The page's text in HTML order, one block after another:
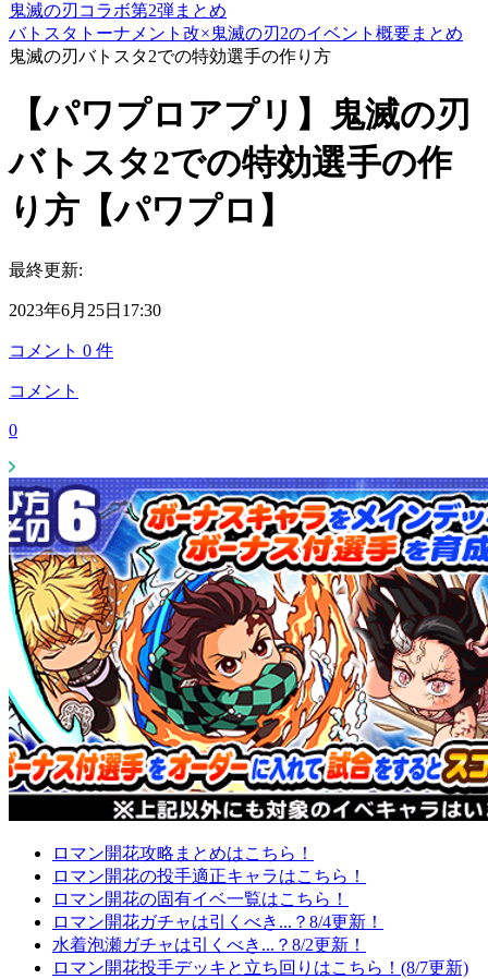
鬼滅の刃コラボ第2弾まとめ
バトスタトーナメント改×鬼滅の刃2のイベント概要まとめ
鬼滅の刃バトスタ2での特効選手の作り方
【パワプロアプリ】鬼滅の刃
バトスタ2での特効選手の作
り方【パワプロ】
最終更新:
2023年6月25日17:30
コメント 0 件
コメント
0
ロマン開花攻略まとめはこちら！
ロマン開花の投手適正キャラはこちら！
ロマン開花の固有イベ一覧はこちら！
ロマン開花ガチャは引くべき...？8/4更新！
水着泡瀬ガチャは引くべき...？8/2更新！
ロマン開花投手デッキと立ち回りはこちら！(8/7更新)